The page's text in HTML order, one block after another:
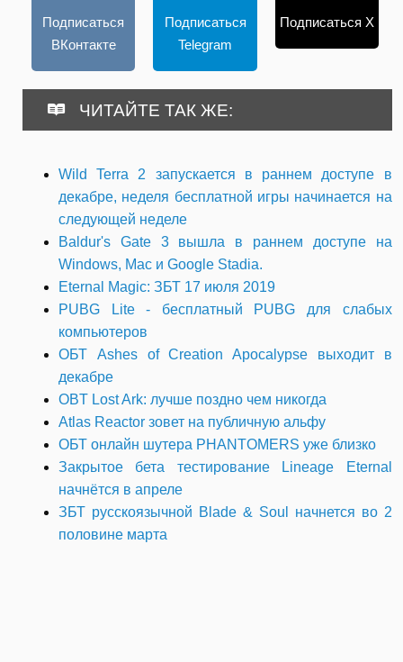
Подписаться
ВКонтакте
Подписаться
Telegram
Подписаться X
ЧИТАЙТЕ ТАК ЖЕ:
Wild Terra 2 запускается в раннем доступе в
декабре, неделя бесплатной игры начинается на
следующей неделе
Baldur's Gate 3 вышла в раннем доступе на
Windows, Mac и Google Stadia.
Eternal Magic: ЗБТ 17 июля 2019
PUBG Lite - бесплатный PUBG для слабых
компьютеров
ОБТ Ashes of Creation Apocalypse выходит в
декабре
OBT Lost Ark: лучше поздно чем никогда
Atlas Reactor зовет на публичную альфу
ОБТ онлайн шутера PHANTOMERS уже близко
Закрытое бета тестирование Lineage Eternal
начнётся в апреле
ЗБТ русскоязычной Blade & Soul начнется во 2
половине марта